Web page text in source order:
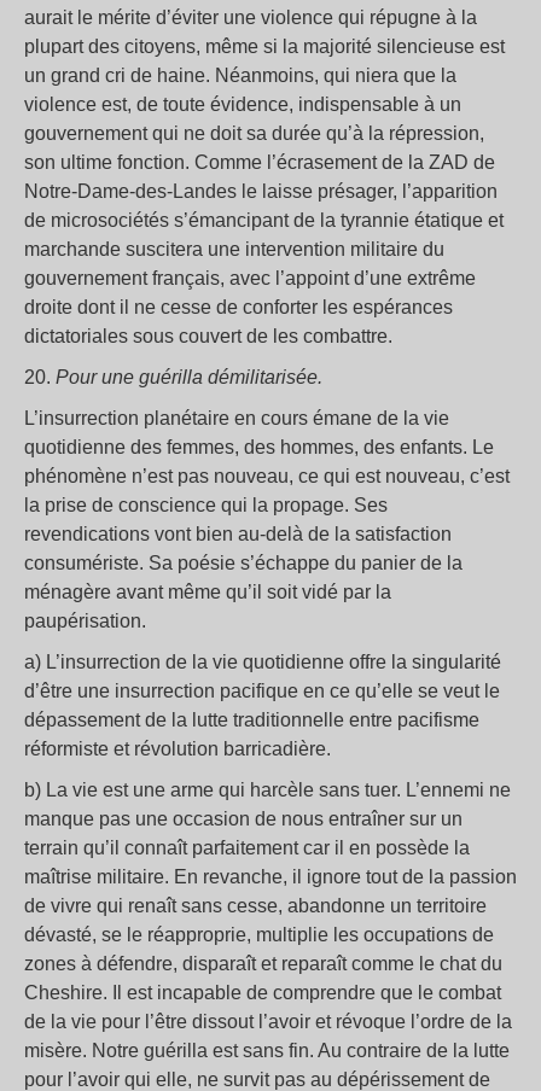
aurait le mérite d’éviter une violence qui répugne à la
plupart des citoyens, même si la majorité silencieuse est
un grand cri de haine. Néanmoins, qui niera que la
violence est, de toute évidence, indispensable à un
gouvernement qui ne doit sa durée qu’à la répression,
son ultime fonction. Comme l’écrasement de la ZAD de
Notre-Dame-des-Landes le laisse présager, l’apparition
de microsociétés s’émancipant de la tyrannie étatique et
marchande suscitera une intervention militaire du
gouvernement français, avec l’appoint d’une extrême
droite dont il ne cesse de conforter les espérances
dictatoriales sous couvert de les combattre.
20. Pour une guérilla démilitarisée.
L’insurrection planétaire en cours émane de la vie
quotidienne des femmes, des hommes, des enfants. Le
phénomène n’est pas nouveau, ce qui est nouveau, c’est
la prise de conscience qui la propage. Ses
revendications vont bien au-delà de la satisfaction
consumériste. Sa poésie s’échappe du panier de la
ménagère avant même qu’il soit vidé par la
paupérisation.
a) L’insurrection de la vie quotidienne offre la singularité
d’être une insurrection pacifique en ce qu’elle se veut le
dépassement de la lutte traditionnelle entre pacifisme
réformiste et révolution barricadière.
b) La vie est une arme qui harcèle sans tuer. L’ennemi ne
manque pas une occasion de nous entraîner sur un
terrain qu’il connaît parfaitement car il en possède la
maîtrise militaire. En revanche, il ignore tout de la passion
de vivre qui renaît sans cesse, abandonne un territoire
dévasté, se le réapproprie, multiplie les occupations de
zones à défendre, disparaît et reparaît comme le chat du
Cheshire. Il est incapable de comprendre que le combat
de la vie pour l’être dissout l’avoir et révoque l’ordre de la
misère. Notre guérilla est sans fin. Au contraire de la lutte
pour l’avoir qui elle, ne survit pas au dépérissement de